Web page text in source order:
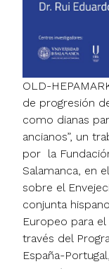
OLD-
de progresión
como dianas
ancianos”, un
por la
Salamanca, en
sobre el
conjunta
Europeo para el
través del
España-